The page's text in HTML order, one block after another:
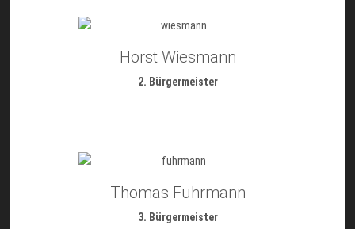
Horst Wiesmann
2. Bürgermeister
Thomas Fuhrmann
3. Bürgermeister